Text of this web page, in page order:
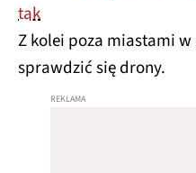
tak
Z kolei poza miastami w
sprawdzić się drony.